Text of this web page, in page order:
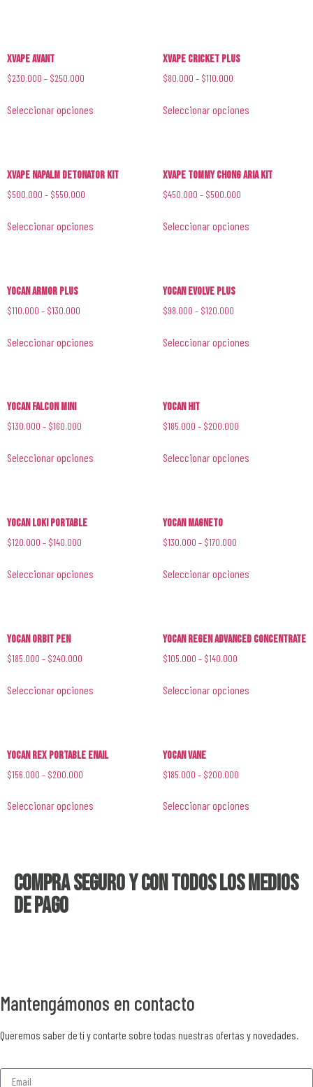
XVape Avant
$230.000 – $250.000
Seleccionar opciones
XVape Cricket Plus
$80.000 – $110.000
Seleccionar opciones
XVape Napalm Detonator Kit
$500.000 – $550.000
Seleccionar opciones
XVape Tommy Chong Aria Kit
$450.000 – $500.000
Seleccionar opciones
YoCan Armor Plus
$110.000 – $130.000
Seleccionar opciones
YoCan Evolve Plus
$98.000 – $120.000
Seleccionar opciones
YoCan Falcon Mini
$130.000 – $160.000
Seleccionar opciones
YoCan Hit
$185.000 – $200.000
Seleccionar opciones
Yocan Loki Portable
$120.000 – $140.000
Seleccionar opciones
Yocan Magneto
$130.000 – $170.000
Seleccionar opciones
YoCan Orbit Pen
$185.000 – $240.000
Seleccionar opciones
YoCan Regen Advanced Concentrate
$105.000 – $140.000
Seleccionar opciones
YoCan Rex Portable Enail
$156.000 – $200.000
Seleccionar opciones
YoCan Vane
$185.000 – $200.000
Seleccionar opciones
Compra seguro y con todos los medios
de pago
Mantengámonos en contacto
Queremos saber de tí y contarte sobre todas nuestras ofertas y novedades.